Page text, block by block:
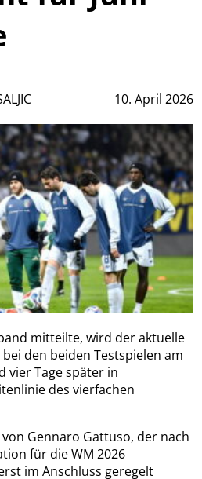
10. April 2026
mitteilte, wird der aktuelle
den beiden Testspielen am
vier Tage später in
des vierfachen
Gennaro Gattuso, der nach
für die WM 2026
im Anschluss geregelt